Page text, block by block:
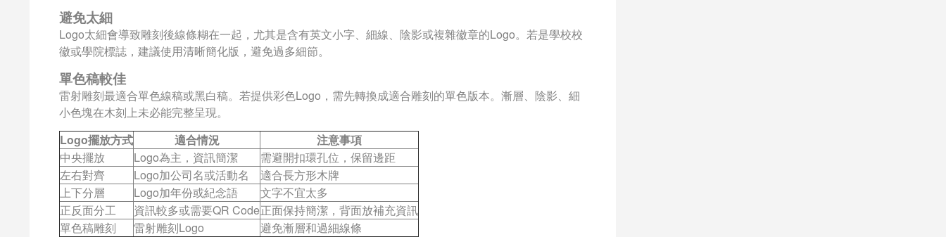
避免太細
Logo太細會導致雕刻後線條糊在一起，尤其是含有英文小字、細線、陰影或複雜徽章的Logo。若是學校校
徽或學院標誌，建議使用清晰簡化版，避免過多細節。
單色稿較佳
雷射雕刻最適合單色線稿或黑白稿。若提供彩色Logo，需先轉換成適合雕刻的單色版本。漸層、陰影、細
小色塊在木刻上未必能完整呈現。
Logo擺放方式
適合情況
注意事項
中央擺放
Logo為主，資訊簡潔
需避開扣環孔位，保留邊距
左右對齊
Logo加公司名或活動名
適合長方形木牌
上下分層
Logo加年份或紀念語
文字不宜太多
正反面分工
資訊較多或需要QR Code正面保持簡潔，背面放補充資訊
單色稿雕刻
雷射雕刻Logo 避免漸層和過細線條